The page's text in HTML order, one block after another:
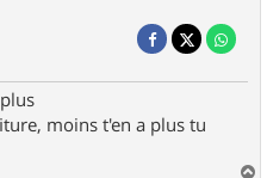
moins t'en a plus tu